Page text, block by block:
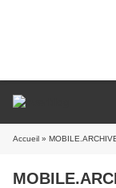
Accueil »